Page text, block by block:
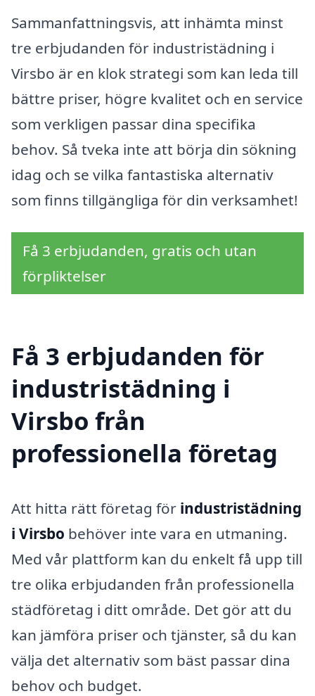
Sammanfattningsvis, att inhämta minst
tre erbjudanden för industristädning i
Virsbo är en klok strategi som kan leda till
bättre priser, högre kvalitet och en service
som verkligen passar dina specifika
behov. Så tveka inte att börja din sökning
idag och se vilka fantastiska alternativ
som finns tillgängliga för din verksamhet!
Få 3 erbjudanden, gratis och utan
förpliktelser
Få 3 erbjudanden för
industristädning i
Virsbo från
professionella företag
Att hitta rätt företag för industristädning
i Virsbo behöver inte vara en utmaning.
Med vår plattform kan du enkelt få upp till
tre olika erbjudanden från professionella
städföretag i ditt område. Det gör att du
kan jämföra priser och tjänster, så du kan
välja det alternativ som bäst passar dina
behov och budget.